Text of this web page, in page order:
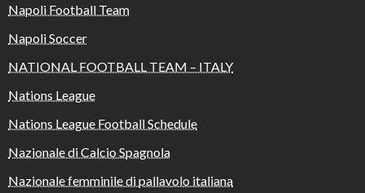
Napoli Football Team
Napoli Soccer
NATIONAL FOOTBALL TEAM – ITALY
Nations League
Nations League Football Schedule
Nazionale di Calcio Spagnola
Nazionale femminile di pallavolo italiana